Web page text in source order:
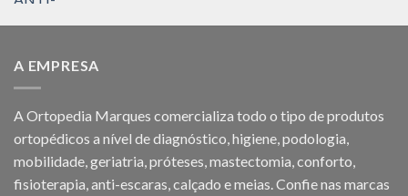
A EMPRESA
A Ortopedia Marques comercializa todo o tipo de produtos
ortopédicos a nível de diagnóstico, higiene, podologia,
mobilidade, geriatria, próteses, mastectomia, conforto,
fisioterapia, anti-escaras, calçado e meias. Confie nas marcas